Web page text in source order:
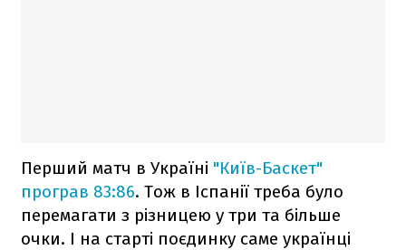
Перший матч в Україні "Київ-Баскет"
програв 83:86. Тож в Іспанії треба було
перемагати з різницею у три та більше
очки. І на старті поєдинку саме українці